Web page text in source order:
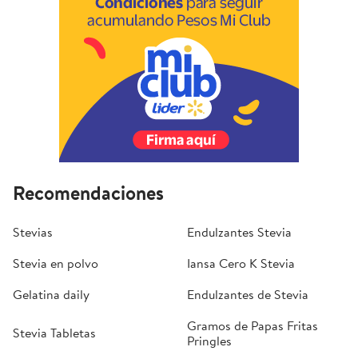
Recomendaciones
Stevias
Endulzantes Stevia
Stevia en polvo
Iansa Cero K Stevia
Gelatina daily
Endulzantes de Stevia
Stevia Tabletas
Gramos de Papas Fritas
Pringles